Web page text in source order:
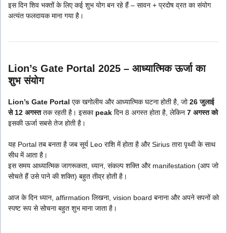
इस दिन शिव भक्तों के लिए कई शुभ योग बन रहे हैं – सावन + प्रदोष व्रत का संयोग
अत्यंत फलदायक माना गया है।
Lion’s Gate Portal 2025 – आध्यात्मिक ऊर्जा का
शुभ संयोग
Lion’s Gate Portal एक खगोलीय और आध्यात्मिक घटना होती है, जो26 जुलाई
से 12 अगस्ततक रहती है। इसका peak दिन 8 अगस्त होता है, लेकिन 7 अगस्त को
इसकी ऊर्जा सबसे तेज होती है।
यह Portal तब बनता है जब सूर्य Leo राशि में होता है और Sirius तारा पृथ्वी के साथ
सीध में आता है।
इस समय आध्यात्मिक जागरूकता, ध्यान, संकल्प शक्ति और manifestation (आप जो
सोचते हैं उसे पाने की शक्ति) बहुत तीव्र होती है।
आज के दिन ध्यान, affirmation लिखना, vision board बनाना और अपने सपनों को
स्पष्ट रूप से सोचना बहुत शुभ माना जाता है।